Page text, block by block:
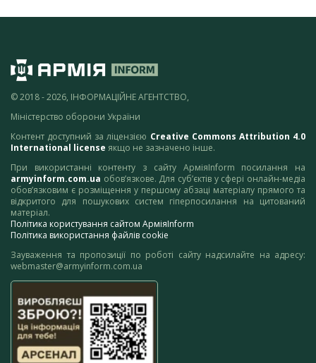
© 2018 - 2026, ІНФОРМАЦІЙНЕ АГЕНТСТВО,
Міністерство оборони України
Контент доступний за ліцензією Creative Commons Attribution 4.0
International license якщо не зазначено інше.
При використанні контенту з сайту АрміяInform посилання на
armyinform.com.ua обов’язкове. Для суб’єктів у сфері онлайн-медіа
обов’язковим є розміщення у першому абзаці матеріалу прямого та
відкритого для пошукових систем гіперпосилання на цитований
матеріал.
Політика користування сайтом АрміяInform
Політика використання файлів cookie
Зауваження та пропозиції по роботі сайту надсилайте на адресу:
webmaster@armyinform.com.ua